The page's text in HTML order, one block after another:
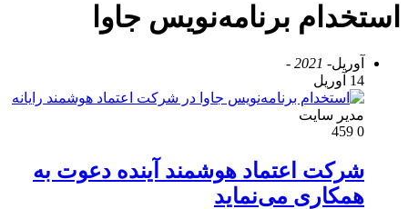
استخدام برنامه‌نویس جاوا
آوریل- 2021 -
14 آوریل
مدير سايت
0
شرکت اعتماد هوشمند آینده دعوت به
همکاری می‌نماید